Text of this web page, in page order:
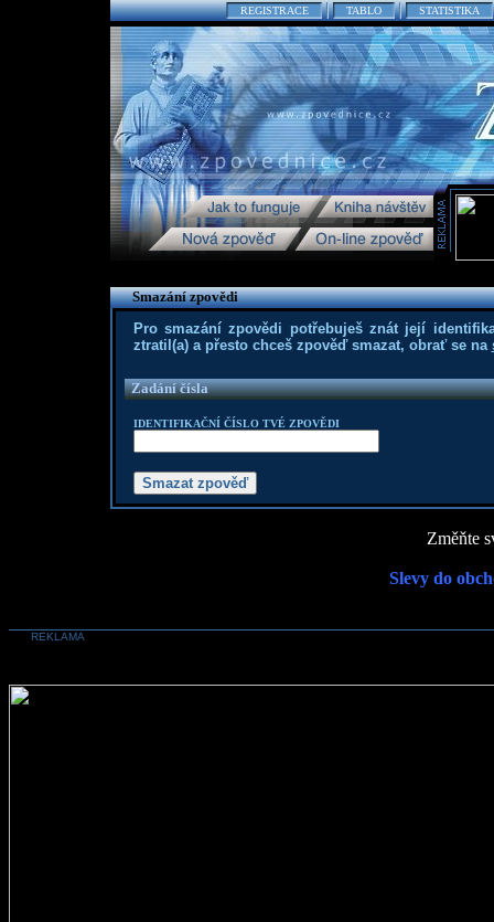
REGISTRACE TABLO STATISTIKA
Smazání zpovědi
Pro smazání zpovědi potřebuješ znát její
ztratil(a) a přesto chceš zpověď smazat, obrať se na
Zadání čísla
IDENTIFIKAČNÍ ČÍSLO TVÉ ZPOVĚDI
Změňte
Slevy do
REKLAMA